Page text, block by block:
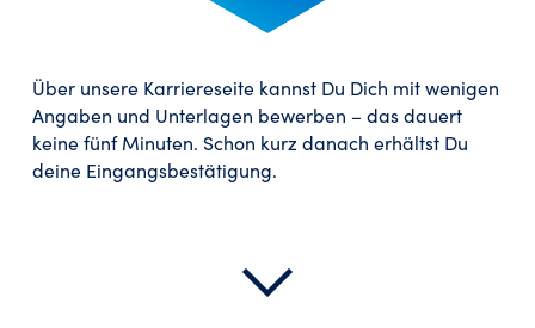
Über unsere Karriereseite kannst Du Dich mit wenigen
Angaben und Unterlagen bewerben – das dauert
keine fünf Minuten. Schon kurz danach erhältst Du
deine Eingangsbestätigung.